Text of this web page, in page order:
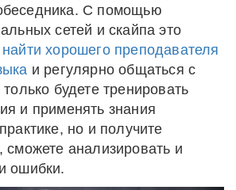
С помощью
сетей и скайпа это
найти хорошего преподавателя
и регулярно общаться с
будете тренировать
и применять знания
но и получите
сможете анализировать и
ошибки.